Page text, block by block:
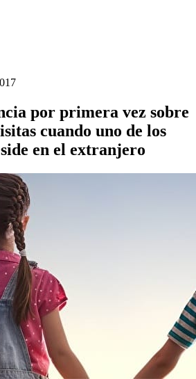
por primera vez sobre
cuando uno de los
en el extranjero